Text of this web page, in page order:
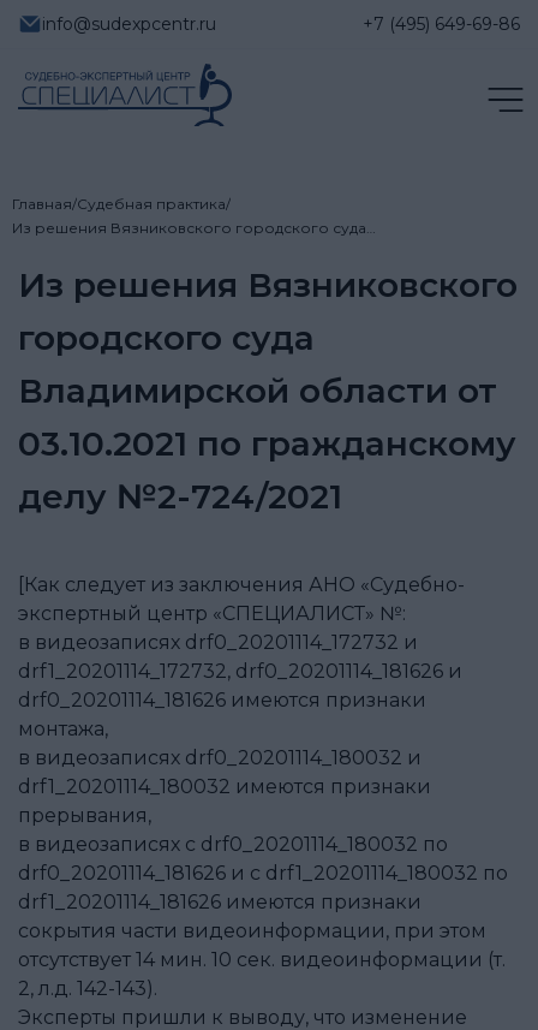
info@sudexpcentr.ru +7 (495) 649-69-86
Главная/Судебная практика/
Из решения Вязниковского городского суда…
Из решения Вязниковского
городского суда
Владимирской области от
03.10.2021 по гражданскому
делу №2-724/2021
[Как следует из заключения АНО «Судебно-
экспертный центр «СПЕЦИАЛИСТ» №:
в видеозаписях drf0_20201114_172732 и
drf1_20201114_172732, drf0_20201114_181626 и
drf0_20201114_181626 имеются признаки
монтажа,
в видеозаписях drf0_20201114_180032 и
drf1_20201114_180032 имеются признаки
прерывания,
в видеозаписях с drf0_20201114_180032 по
drf0_20201114_181626 и с drf1_20201114_180032 по
drf1_20201114_181626 имеются признаки
сокрытия части видеоинформации, при этом
отсутствует 14 мин. 10 сек. видеоинформации (т.
2, л.д. 142-143).
Эксперты пришли к выводу, что изменение